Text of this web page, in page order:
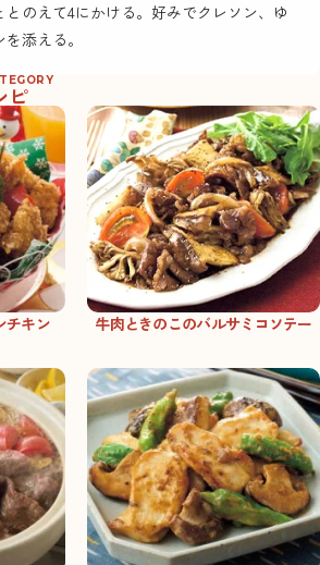
のえて4にかける。好みでクレソン、ゆ
添える。
ピ
チキン 牛肉ときのこのバルサミコソテー